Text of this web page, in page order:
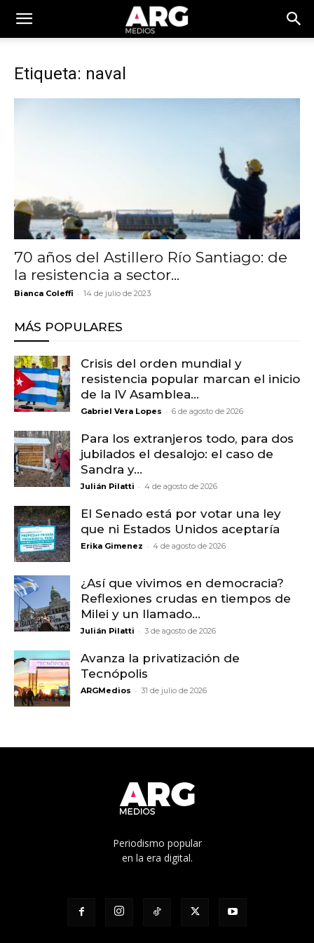
Etiqueta: naval
70 años del Astillero Río Santiago: de
la resistencia a sector...
Bianca Coleffi - 14 de julio de 2023
MÁS POPULARES
Crisis del orden mundial y
resistencia popular marcan el inicio
de la IV Asamblea...
Gabriel Vera Lopes - 6 de agosto de 2026
Para los extranjeros todo, para dos
jubilados el desalojo: el caso de
Sandra y...
Julián Pilatti - 4 de agosto de 2026
El Senado está por votar una ley
que ni Estados Unidos aceptaría
Erika Gimenez - 4 de agosto de 2026
¿Así que vivimos en democracia?
Reflexiones crudas en tiempos de
Milei y un llamado...
Julián Pilatti - 3 de agosto de 2026
Avanza la privatización de
Tecnópolis
ARGMedios - 31 de julio de 2026
Periodismo popular
en la era digital.